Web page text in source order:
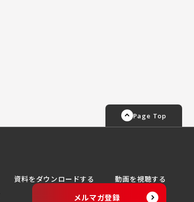
Page Top
資料をダウンロードする 動画を視聴する
メルマガ登録